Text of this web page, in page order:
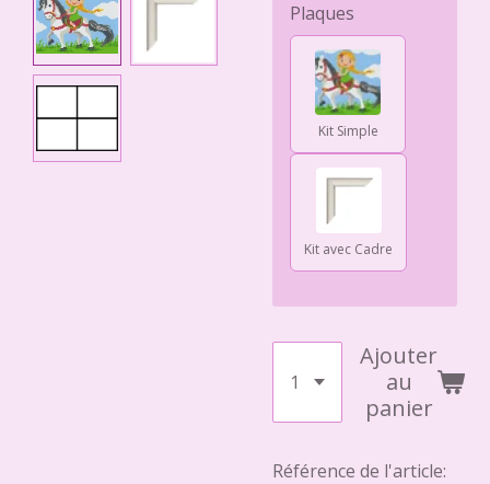
Plaques
Kit Simple
Kit avec Cadre
Ajouter
au
panier
Référence de l'article: